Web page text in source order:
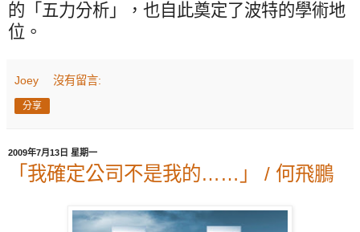
的「五力分析」，也自此奠定了波特的學術地
位。
Joey 沒有留言:
分享
2009年7月13日 星期一
「我確定公司不是我的……」 / 何飛鵬